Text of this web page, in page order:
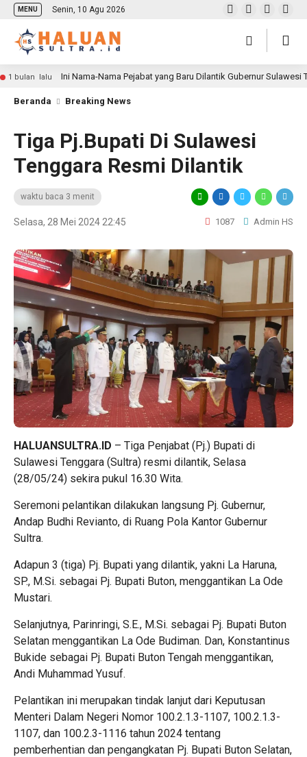
MENU Senin, 10 Agu 2026
1 bulan lalu Ini Nama-Nama Pejabat yang Baru Dilantik Gubernur Sulawesi
Beranda Breaking News
Tiga Pj.Bupati Di Sulawesi
Tenggara Resmi Dilantik
waktu baca 3 menit
Selasa, 28 Mei 2024 22:45 1087 Admin HS
HALUANSULTRA.ID – Tiga Penjabat (Pj.) Bupati di
Sulawesi Tenggara (Sultra) resmi dilantik, Selasa
(28/05/24) sekira pukul 16.30 Wita.
Seremoni pelantikan dilakukan langsung Pj. Gubernur,
Andap Budhi Revianto, di Ruang Pola Kantor Gubernur
Sultra.
Adapun 3 (tiga) Pj. Bupati yang dilantik, yakni La Haruna,
SP., M.Si. sebagai Pj. Bupati Buton, menggantikan La Ode
Mustari.
Selanjutnya, Parinringi, S.E., M.Si. sebagai Pj. Bupati Buton
Selatan menggantikan La Ode Budiman. Dan, Konstantinus
Bukide sebagai Pj. Bupati Buton Tengah menggantikan,
Andi Muhammad Yusuf.
Pelantikan ini merupakan tindak lanjut dari Keputusan
Menteri Dalam Negeri Nomor 100.2.1.3-1107, 100.2.1.3-
1107, dan 100.2.3-1116 tahun 2024 tentang
pemberhentian dan pengangkatan Pj. Bupati Buton Selatan,